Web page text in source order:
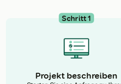
Schritt 1
Projekt beschreiben